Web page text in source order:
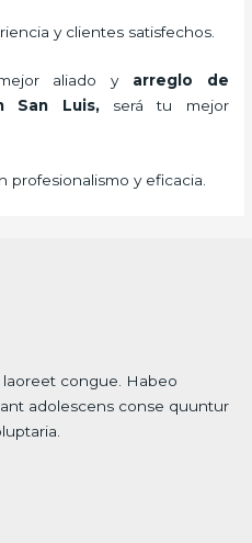
y clientes satisfechos.
aliado y arreglo de
Luis, será tu mejor
profesionalismo y eficacia.
laoreet congue. Habeo
adolescens conse quuntur